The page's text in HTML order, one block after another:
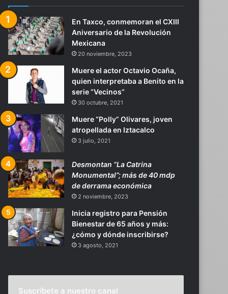
En Taxco, conmemoran el CXIII
Aniversario de la Revolución
Mexicana
20 noviembre, 2023
Muere el actor Octavio Ocaña,
quien interpretaba a Benito en la
serie “Vecinos”
30 octubre, 2021
Muere “Polly” Olivares, joven
atropellada en Iztacalco
3 julio, 2021
Desmontan “La Catrina
Monumental”; más de 40 mdp
de derrama económica
2 noviembre, 2023
Inicia registro para Pensión
Bienestar de 65 años y más:
¿cómo y dónde inscribirse?
3 agosto, 2021
Suscríbete a nuestro canal